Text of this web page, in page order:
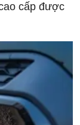
cấp được